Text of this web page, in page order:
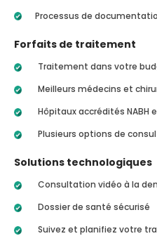
Processus de
Forfaits de traitement
Traitement dans votre
Meilleurs médecins et
Hôpitaux accrédités NABH
Plusieurs options de
Solutions technologiques
Consultation vidéo à la
Dossier de santé sécurisé
Suivez et planifiez votre